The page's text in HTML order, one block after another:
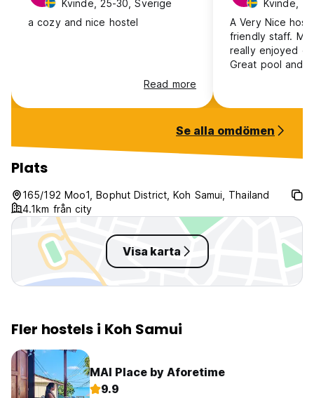
Kvinde, 25-30, Sverige
a cozy and nice hostel
Read more
Kvinde,
A Very Nice
friendly staff. My
really enjoyed
Great pool and
Se alla omdömen
Plats
165/192 Moo1, Bophut District, Koh Samui, Thailand
4.1km från city
Visa karta
Fler hostels i Koh Samui
MAI Place by Aforetime
9.9